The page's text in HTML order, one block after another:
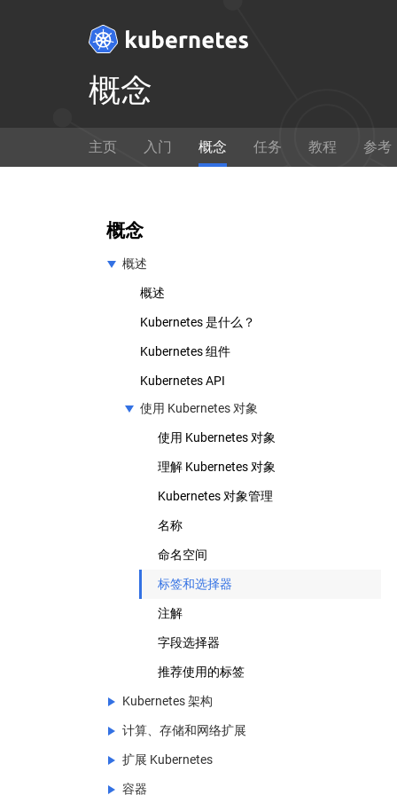
Get Started
cluster that runs "Hello World"
想要修改 Kubernetes 的核心源代码？
在 GitHub 上查看
概念
主页 入门 概念 任务 教程 参考
概念
概述
概述
Kubernetes 是什么？
Kubernetes 组件
Kubernetes API
使用 Kubernetes 对象
使用 Kubernetes 对象
理解 Kubernetes 对象
Kubernetes 对象管理
名称
命名空间
标签和选择器
注解
字段选择器
推荐使用的标签
Kubernetes 架构
Kubernetes 架构
节点
云控制器管理器的基础概念
计算、存储和网络扩展
计算、存储和网络扩展
集群管理概述
扩展 Kubernetes
扩展 Kubernetes
容器